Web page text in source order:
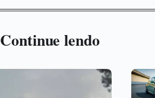
Continue lendo